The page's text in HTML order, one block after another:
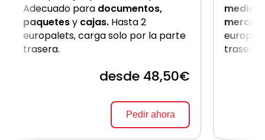
Adecuado para documentos,
paquetesy cajas. Hasta 2
europalets, carga solo por la parte
trasera.
desde 48,50€
Pedir ahora
medio
trasera